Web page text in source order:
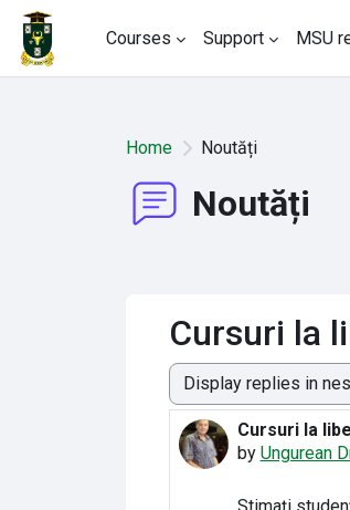
Skip to main content
Courses
Support MSU
Home Noutăți
Noutăți
Cursuri la
Display mode
Cursuri la
by Ungurean
Number of